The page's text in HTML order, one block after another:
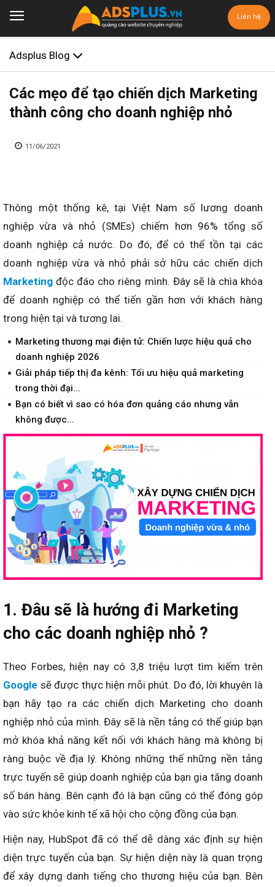
Liên hệ
Adsplus Blog
Các mẹo để tạo chiến dịch Marketing
thành công cho doanh nghiệp nhỏ
11/06/2021
Thông một thống kê, tại Việt Nam số lương doanh
nghiệp vừa và nhỏ (SMEs) chiếm hơn 96% tổng số
doanh nghiệp cả nước. Do đó, để có thể tồn tại các
doanh nghiệp vừa và nhỏ phải sở hữu các chiến dịch
Marketing độc đáo cho riêng mình. Đây sẽ là chìa khóa
để doanh nghiệp có thể tiến gần hơn với khách hàng
trong hiện tại và tương lai.
Marketing thương mại điện tử: Chiến lược hiệu quả cho
doanh nghiệp 2026
Giải pháp tiếp thị đa kênh: Tối ưu hiệu quả marketing
trong thời đại...
Bạn có biết vì sao có hóa đơn quảng cáo nhưng vẫn
không được...
1. Đâu sẽ là hướng đi Marketing
cho các doanh nghiệp nhỏ ?
Theo Forbes, hiện nay có 3,8 triệu lượt tìm kiếm trên
Google sẽ được thực hiện mỗi phút. Do đó, lời khuyên là
bạn hãy tạo ra các chiến dịch Marketing cho doanh
nghiệp nhỏ của mình. Đây sẽ là nền tảng có thể giúp bạn
mở khóa khả năng kết nối với khách hàng mà không bị
ràng buộc về địa lý. Không những thế những nền tảng
trực tuyến sẽ giúp doanh nghiệp của bạn gia tăng doanh
số bán hàng. Bên cạnh đó là bạn cũng có thể đóng góp
vào sức khỏe kinh tế xã hội cho cộng đồng của bạn.
Hiện nay, HubSpot đã có thể dễ dàng xác định sự hiện
diện trực tuyến của bạn. Sự hiện diện này là quan trọng
để xây dựng danh tiếng cho thương hiệu của bạn. Bên